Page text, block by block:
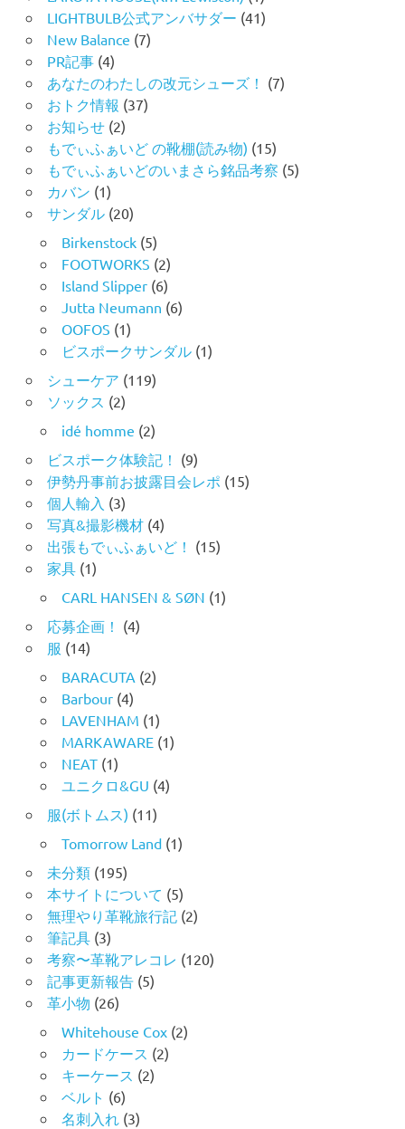
LIGHTBULB公式アンバサダー (41)
New Balance (7)
PR記事(4)
あなたのわたしの改元シューズ！ (7)
おトク情報 (37)
お知らせ(2)
もでぃふぁいど の靴棚(読み物) (15)
もでぃふぁいどのいまさら銘品考察 (5)
カバン (1)
サンダル(20)
Birkenstock(5)
FOOTWORKS (2)
Island Slipper(6)
Jutta Neumann (6)
OOFOS (1)
ビスポークサンダル(1)
シューケア (119)
ソックス (2)
idé homme (2)
ビスポーク体験記！ (9)
伊勢丹事前お披露目会レポ (15)
個人輸入 (3)
写真&撮影機材(4)
出張もでぃふぁいど！ (15)
家具(1)
CARL HANSEN & SØN (1)
応募企画！ (4)
服 (14)
BARACUTA (2)
Barbour(4)
LAVENHAM (1)
MARKAWARE(1)
NEAT(1)
ユニクロ&GU (4)
服(ボトムス) (11)
Tomorrow Land(1)
未分類(195)
本サイトについて (5)
無理やり革靴旅行記 (2)
筆記具(3)
考察〜革靴アレコレ (120)
記事更新報告(5)
革小物 (26)
Whitehouse Cox(2)
カードケース (2)
キーケース (2)
ベルト (6)
名刺入れ (3)